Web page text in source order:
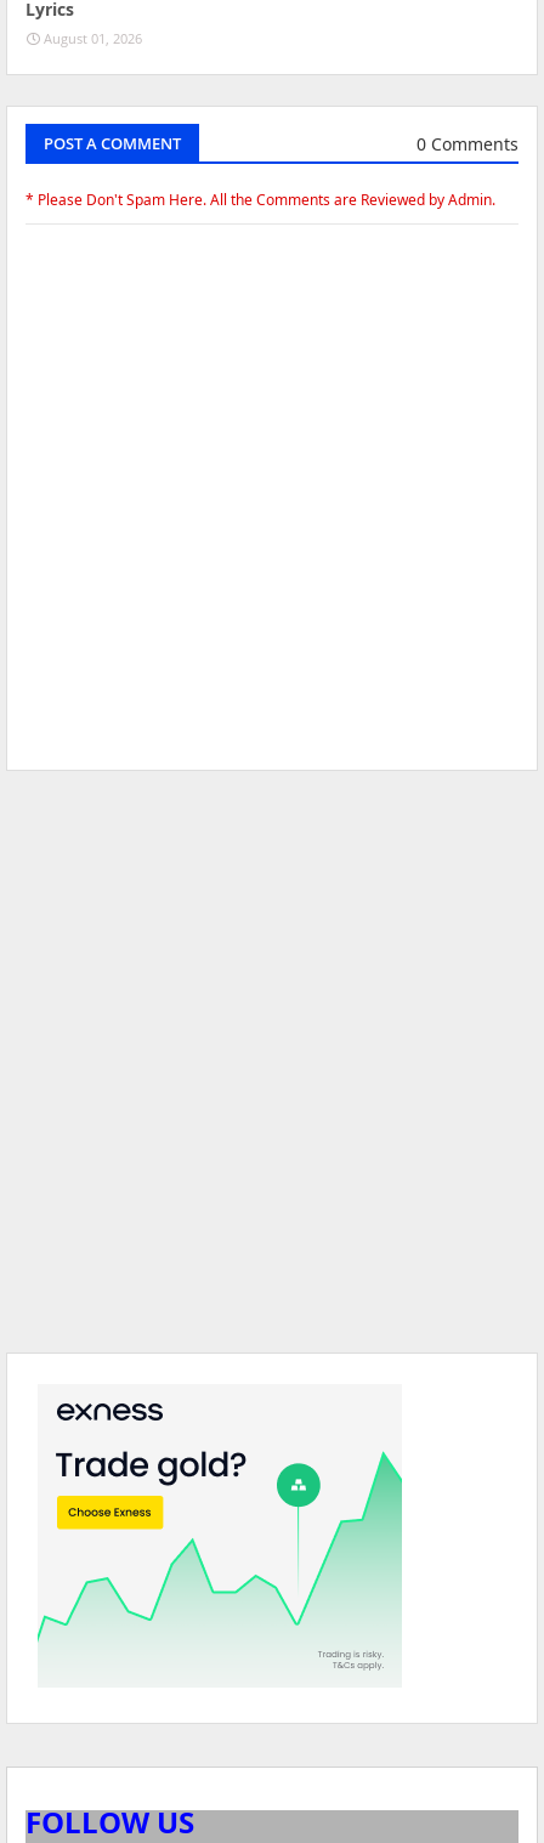
Lyrics
August 01, 2026
POST A COMMENT 0 Comments
* Please Don't Spam Here. All the Comments are Reviewed by Admin.
FOLLOW US